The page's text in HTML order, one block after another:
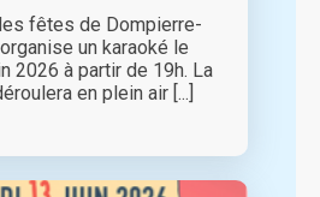
fêtes de Dompierre-
un karaoké le
2026 à partir de 19h. La
en plein air [...]